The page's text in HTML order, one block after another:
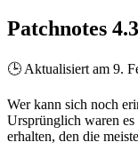
Patchnotes
🕒 Aktualisiert am 9.
Wer kann sich noch
Ursprünglich waren
erhalten, den die